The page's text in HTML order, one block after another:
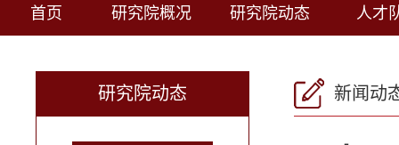
首页 研究院概况 研究院动态 人才
研究院动态 新闻动